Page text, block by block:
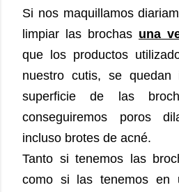
Si nos maquillamos
limpiar las brochas una
que los productos
nuestro cutis, se quedan
superficie de las
conseguiremos poros
incluso brotes de acné.
Tanto si tenemos las
como si las tenemos en